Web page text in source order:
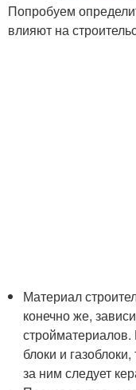
Попробуем
влияют на
Материал
конечно же,
стройматериалов.
блоки и
за ним следует